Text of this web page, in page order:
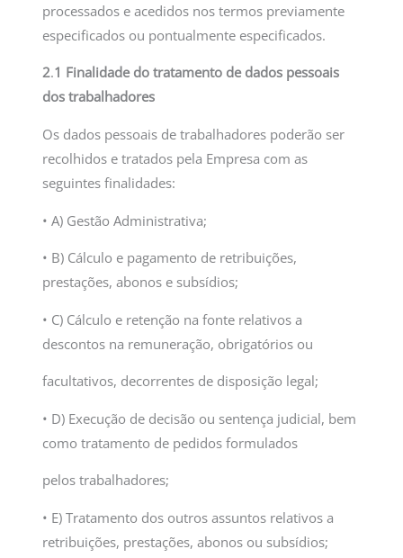
processados e acedidos nos termos previamente
especificados ou pontualmente especificados.
2.1 Finalidade do tratamento de dados pessoais
dos trabalhadores
Os dados pessoais de trabalhadores poderão ser
recolhidos e tratados pela Empresa com as
seguintes finalidades:
• A) Gestão Administrativa;
• B) Cálculo e pagamento de retribuições,
prestações, abonos e subsídios;
• C) Cálculo e retenção na fonte relativos a
descontos na remuneração, obrigatórios ou
facultativos, decorrentes de disposição legal;
• D) Execução de decisão ou sentença judicial, bem
como tratamento de pedidos formulados
pelos trabalhadores;
• E) Tratamento dos outros assuntos relativos a
retribuições, prestações, abonos ou subsídios;